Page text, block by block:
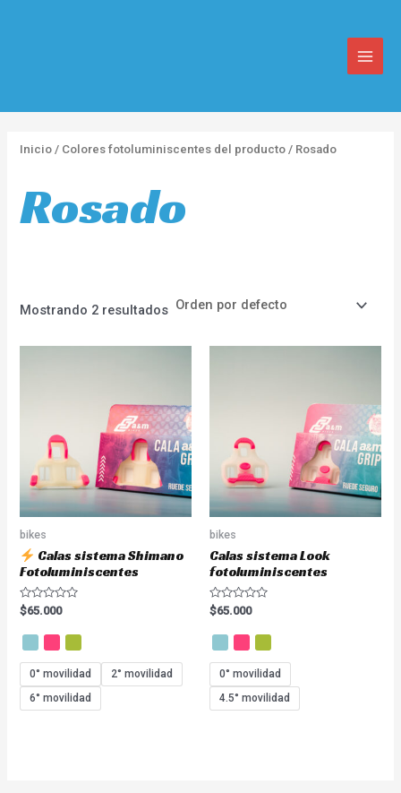
Inicio / Colores fotoluminiscentes del producto / Rosado
Rosado
Mostrando 2 resultados
bikes
Calas sistema Shimano
Fotoluminiscentes
Valorado
en
5
$65.000
0° movilidad
2° movilidad
6° movilidad
bikes
Calas sistema Look
fotoluminiscentes
Valorado
en
5
$65.000
0° movilidad
4.5° movilidad